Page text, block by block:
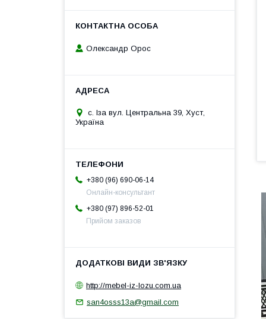
Олександр Орос
с. Іза вул. Центральна 39, Хуст,
Україна
+380 (96) 690-06-14
Онлайн-консультант
+380 (97) 896-52-01
Прийом заказов
http://mebel-iz-lozu.com.ua
san4osss13a@gmail.com